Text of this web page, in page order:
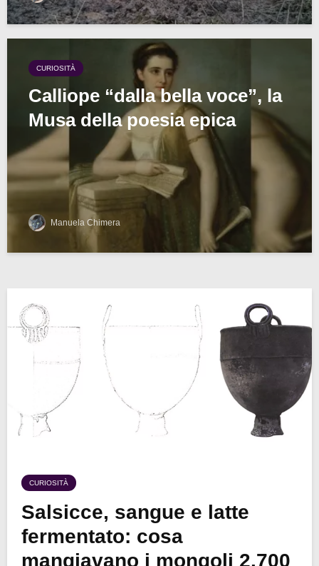
CURIOSITÀ
Calliope “dalla bella voce”, la
Musa della poesia epica
Manuela Chimera
CURIOSITÀ
Salsicce, sangue e latte
fermentato: cosa
mangiavano i mongoli 2.700